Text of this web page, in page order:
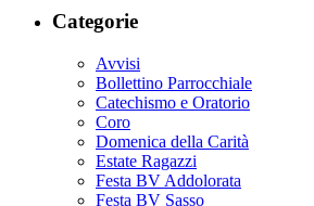
Categorie
Avvisi
Bollettino Parrocchiale
Catechismo e Oratorio
Coro
Domenica della Carità
Estate Ragazzi
Festa BV Addolorata
Festa BV Sasso